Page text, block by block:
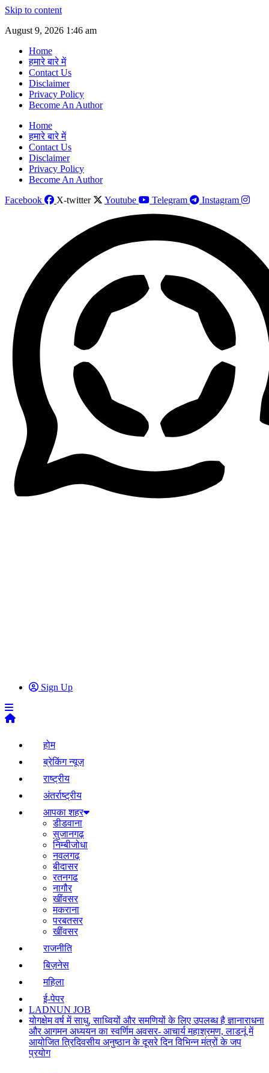
Skip to content
August 9, 2026 1:46 am
Home
हमारे बारे में
Contact Us
Disclaimer
Privacy Policy
Become An Author
Home
हमारे बारे में
Contact Us
Disclaimer
Privacy Policy
Become An Author
Facebook
X-twitter Youtube Telegram Instagram
Sign Up
होम
ब्रेकिंग न्यूज़
राष्ट्रीय
अंतर्राष्ट्रीय
आपका शहर
डीडवाना
सुजानगढ़
निम्बीजोधा
नवलगढ़
बीदासर
रतनगढ
नागौर
खींवसर
मकराना
परबतसर
खींवसर
राजनीति
बिज़नेस
महिला
ई-पेपर
LADNUN JOB
योगक्षेम वर्ष में साधु, साध्वियों और समणियों के लिए उपलब्ध है ज्ञानाराधना
और आगमन अध्ययन का स्वर्णिम अवसर- आचार्य महाश्रमण, लाडनूं में
आयोजित त्रिदिवसीय अनुष्ठान के दूसरे दिन विभिन्न मंत्रों के जप
प्रयोग